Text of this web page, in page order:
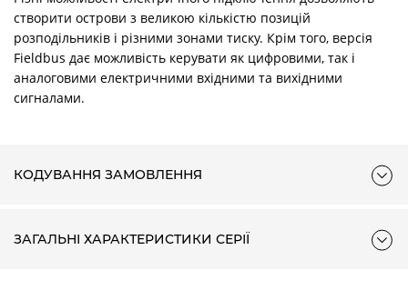
створити острови з великою кількістю позицій
розподільників і різними зонами тиску. Крім того, версія
Fieldbus дає можливість керувати як цифровими, так і
аналоговими електричними вхідними та вихідними
сигналами.
КОДУВАННЯ ЗАМОВЛЕННЯ
ЗАГАЛЬНІ ХАРАКТЕРИСТИКИ СЕРІЇ